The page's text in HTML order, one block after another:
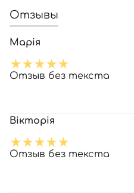
Отзывы
Марія
Отзыв без текста
Вікторія
Отзыв без текста